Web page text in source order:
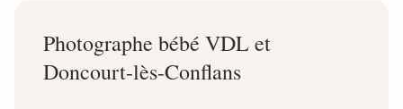
Photographe bébé VDL et
Doncourt-lès-Conflans